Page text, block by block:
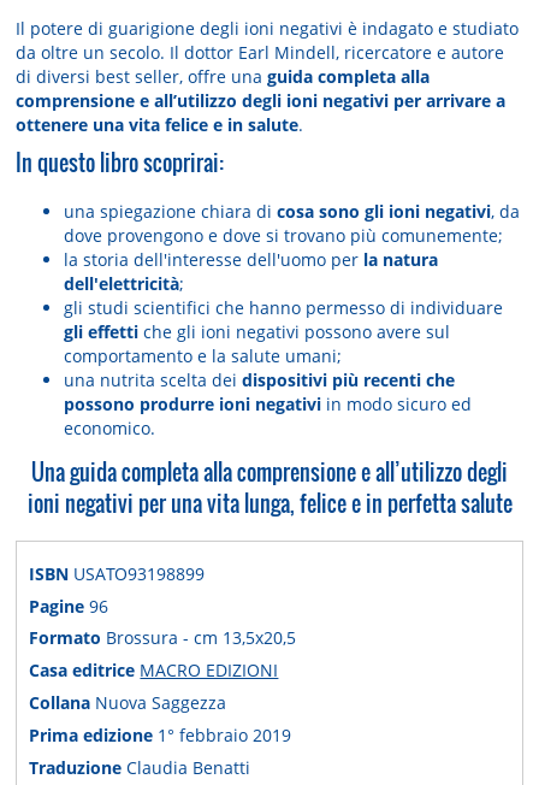
Il potere di guarigione degli ioni negativi è indagato e studiato
da oltre un secolo. Il dottor Earl Mindell, ricercatore e autore
di diversi best seller, offre unaguida completa alla
comprensione e all’utilizzo degli ioni negativi per arrivare a
ottenere una vita felice e in salute.
In questo libro scoprirai:
una spiegazione chiara dicosa sono gli ioni negativi, da
dove provengono e dove si trovano più comunemente;
la storia dell'interesse dell'uomo per la natura
dell'elettricità;
gli studi scientifici che hanno permesso di individuare
gli effetti che gli ioni negativi possono avere sul
comportamento e la salute umani;
una nutrita scelta deidispositivi più recenti che
possono produrre ioni negativi in modo sicuro ed
economico.
Una guida completa alla comprensione e all’utilizzo degli
ioni negativi per una vita lunga, felice e in perfetta salute
ISBN USATO93198899
Pagine96
Formato Brossura - cm 13,5x20,5
Casa editrice MACRO EDIZIONI
Collana Nuova Saggezza
Prima edizione 1° febbraio 2019
TraduzioneClaudia Benatti